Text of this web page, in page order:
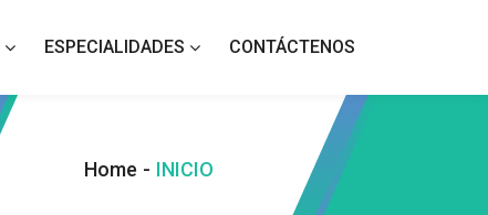
ESPECIALIDADES CONTÁCTENOS
Home - INICIO